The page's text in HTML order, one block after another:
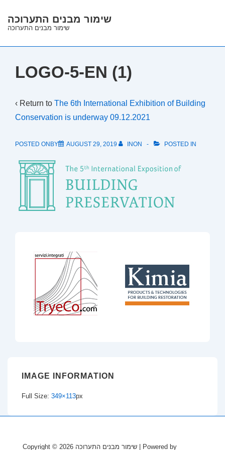
Skip
Main
שימור מבנים התערוכה
שימור מבנים התערוכה
LOGO-5-EN (1)
‹ Return to The 6th International Exhibition of Building
Conservation is underway 09.12.2021
POSTED ONBY AUGUST 29, 2019 INON POSTED IN
IMAGE INFORMATION
Full Size: 349×113px
Copyright © 2026 | Powered by